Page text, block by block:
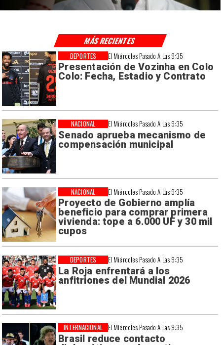
El Miércoles Pasado A Las 9:35
Presentación de Vozinha en Colo
Colo: Fecha, Estadio y Contrato
DEPORTES
El Miércoles Pasado A Las 9:35
Senado aprueba mecanismo de
compensación municipal
NACIONAL
El Miércoles Pasado A Las 9:35
Proyecto de Gobierno amplía
beneficio para comprar primera
vivienda: tope a 6.000 UF y 30 mil
cupos
NACIONAL
El Miércoles Pasado A Las 9:35
La Roja enfrentará a los
anfitriones del Mundial 2026
DEPORTES
El Miércoles Pasado A Las 9:35
Brasil reduce contacto
INTERNACIONAL
MÁS RECIENTES